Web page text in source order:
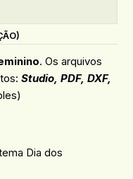
. Os arquivos
Studio, PDF, DXF,
Dia dos